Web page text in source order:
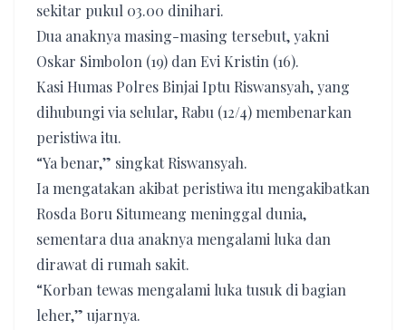
sekitar pukul 03.00 dinihari.
Dua anaknya masing-masing tersebut, yakni
Oskar Simbolon (19) dan Evi Kristin (16).
Kasi Humas Polres Binjai Iptu Riswansyah, yang
dihubungi via selular, Rabu (12/4) membenarkan
peristiwa itu.
“Ya benar,” singkat Riswansyah.
Ia mengatakan akibat peristiwa itu mengakibatkan
Rosda Boru Situmeang meninggal dunia,
sementara dua anaknya mengalami luka dan
dirawat di rumah sakit.
“Korban tewas mengalami luka tusuk di bagian
leher,” ujarnya.